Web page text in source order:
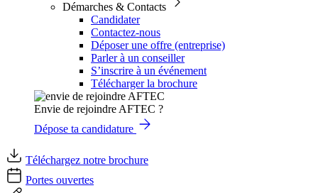
Démarches & Contacts
Candidater
Contactez-nous
Déposer une offre (entreprise)
Parler à un conseiller
S’inscrire à un événement
Télécharger la brochure
Envie de rejoindre AFTEC ?
Dépose ta candidature
Téléchargez notre brochure
Portes ouvertes